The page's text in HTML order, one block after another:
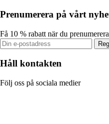
Prenumerera på vårt
Få 10 % rabatt när du
Håll kontakten
Följ oss på sociala medier